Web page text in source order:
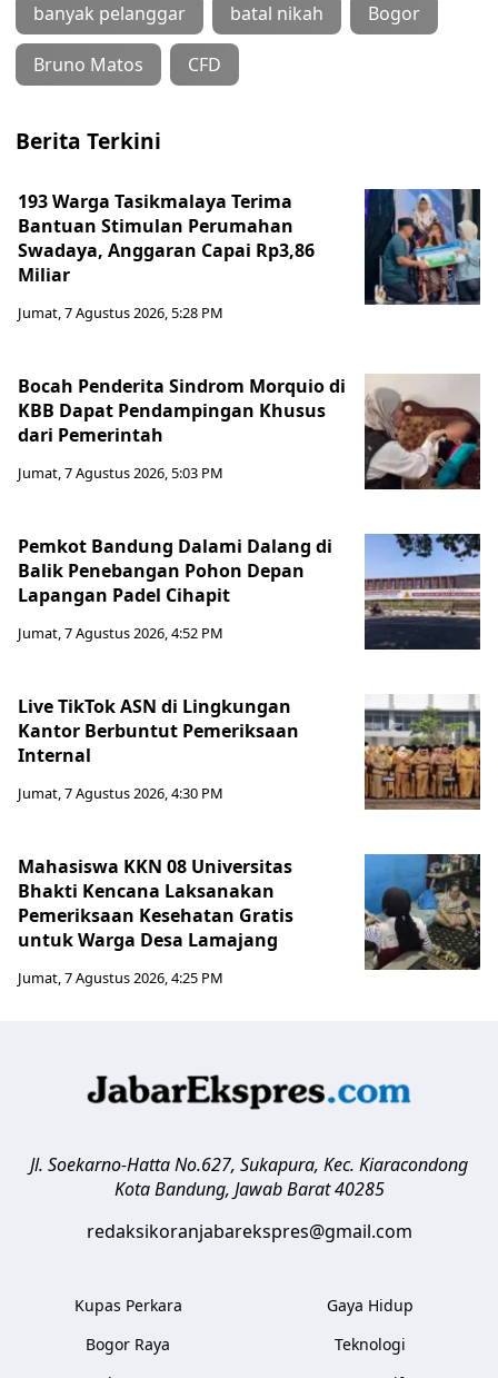
banyak pelanggar batal nikah Bogor
Bruno Matos CFD
Berita Terkini
193 Warga Tasikmalaya Terima
Bantuan Stimulan Perumahan
Swadaya, Anggaran Capai Rp3,86
Miliar
Jumat, 7 Agustus 2026, 5:28 PM
Bocah Penderita Sindrom Morquio di
KBB Dapat Pendampingan Khusus
dari Pemerintah
Jumat, 7 Agustus 2026, 5:03 PM
Pemkot Bandung Dalami Dalang di
Balik Penebangan Pohon Depan
Lapangan Padel Cihapit
Jumat, 7 Agustus 2026, 4:52 PM
Live TikTok ASN di Lingkungan
Kantor Berbuntut Pemeriksaan
Internal
Jumat, 7 Agustus 2026, 4:30 PM
Mahasiswa KKN 08 Universitas
Bhakti Kencana Laksanakan
Pemeriksaan Kesehatan Gratis
untuk Warga Desa Lamajang
Jumat, 7 Agustus 2026, 4:25 PM
Jl. Soekarno-Hatta No.627, Sukapura, Kec. Kiaracondong
Kota Bandung, Jawab Barat 40285
redaksikoranjabarekspres@gmail.com
Kupas Perkara
Bogor Raya
Gaya Hidup
Teknologi